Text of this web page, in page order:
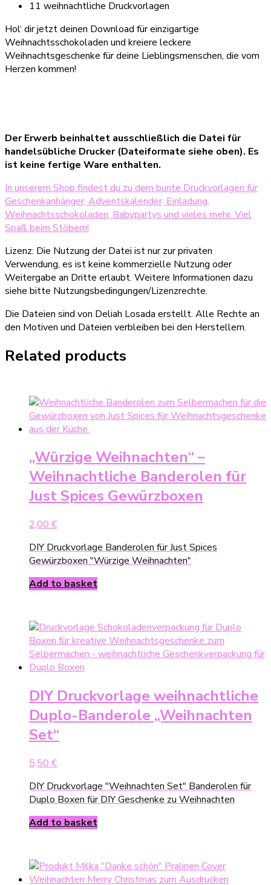
11 weihnachtliche Druckvorlagen
Hol‘ dir jetzt deinen Download für einzigartige
Weihnachtsschokoladen und kreiere leckere
Weihnachtsgeschenke für deine Lieblingsmenschen, die vom
Herzen kommen!
Der Erwerb beinhaltet ausschließlich die Datei für
handelsübliche Drucker (Dateiformate siehe oben). Es
ist keine fertige Ware enthalten.
In unserem Shop findest du zu dem bunte Druckvorlagen für
Geschenkanhänger, Adventskalender, Einladung,
Weihnachtsschokoladen, Babypartys und vieles mehr. Viel
Spaß beim Stöbern!
Lizenz: Die Nutzung der Datei ist nur zur privaten
Verwendung, es ist keine kommerzielle Nutzung oder
Weitergabe an Dritte erlaubt. Weitere Informationen dazu
siehe bitte Nutzungsbedingungen/Lizenzrechte.
Die Dateien sind von Deliah Losada erstellt. Alle Rechte an
den Motiven und Dateien verbleiben bei den Herstellern.
Related products
„Würzige Weihnachten“ –
Weihnachtliche Banderolen für
Just Spices Gewürzboxen
2,00 €
DIY Druckvorlage Banderolen für Just Spices
Gewürzboxen "Würzige Weihnachten"
Add to basket
DIY Druckvorlage weihnachtliche
Duplo-Banderole „Weihnachten
Set“
5,50 €
DIY Druckvorlage "Weihnachten Set" Banderolen für
Duplo Boxen für DIY Geschenke zu Weihnachten
Add to basket